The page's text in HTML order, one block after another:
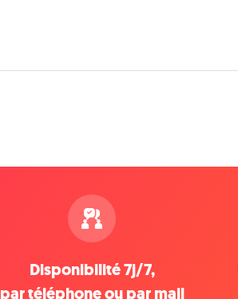
Disponibilité 7j/7,
par téléphone ou par mail